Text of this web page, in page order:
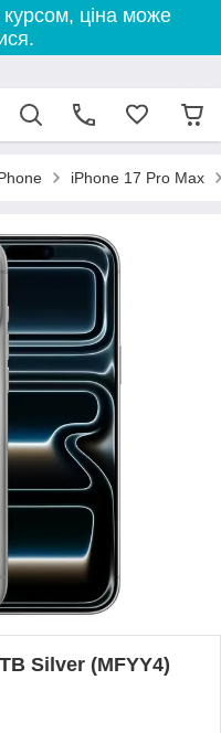
курсом, ціна може
iPhone 17 Pro Max
Silver (MFYY4)